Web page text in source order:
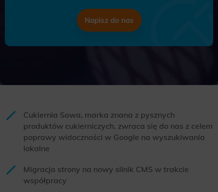
Napisz do nas
Cukiernia Sowa, marka znana z pysznych
produktów cukierniczych, zwraca się do nas z celem
poprawy widoczności w Google na wyszukiwania
lokalne
Migracja strony na nowy silnik CMS w trakcie
współpracy